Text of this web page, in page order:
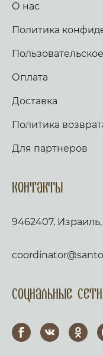
О нас
Политика
Оплата
Доставка
Политика
Для партнеров
Контакты
9462407,
Социальные сети